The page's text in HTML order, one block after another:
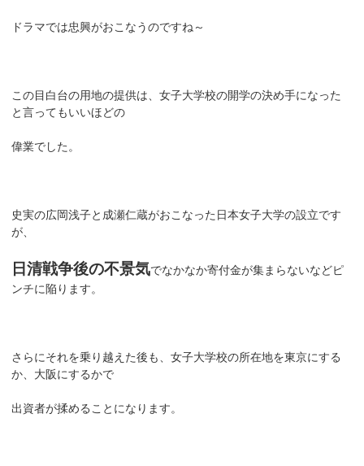
ドラマでは忠興がおこなうのですね～
この目白台の用地の提供は、女子大学校の開学の決め手になった
と言ってもいいほどの
偉業でした。
史実の広岡浅子と成瀬仁蔵がおこなった日本女子大学の設立です
が、
日清戦争後の不景気でなかなか寄付金が集まらないなどピ
ンチに陥ります。
さらにそれを乗り越えた後も、女子大学校の所在地を東京にする
か、大阪にするかで
出資者が揉めることになります。